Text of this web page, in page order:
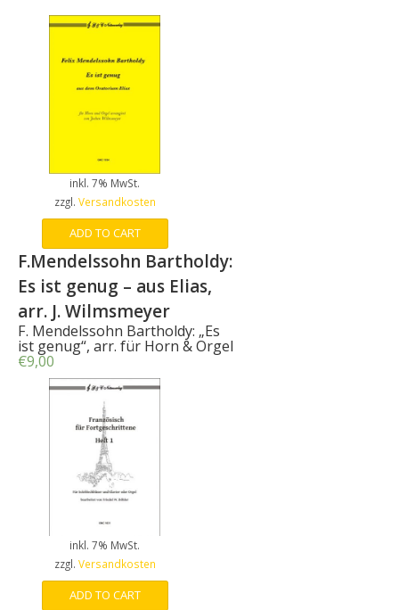
inkl. 7% MwSt.
zzgl. Versandkosten
ADD TO CART
F.Mendelssohn Bartholdy:
Es ist genug – aus Elias,
arr. J. Wilmsmeyer
F. Mendelssohn Bartholdy: „Es
ist genug“, arr. für Horn & Orgel
€9,00
inkl. 7% MwSt.
zzgl. Versandkosten
ADD TO CART